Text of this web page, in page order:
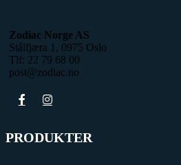
Zodiac Norge AS
Stålfjæra 1, 0975 Oslo
Tlf: 22 79 68 00
post@zodiac.no
PRODUKTER